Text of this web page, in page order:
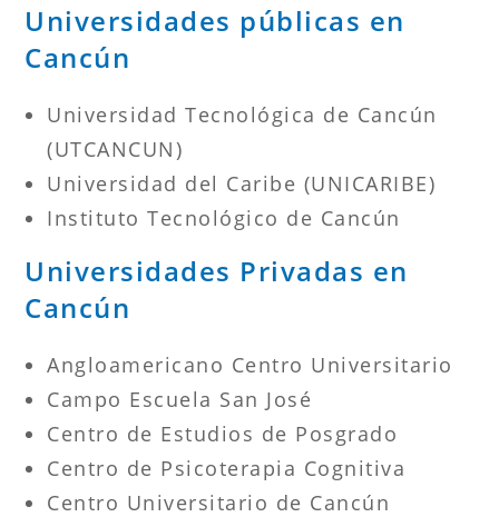
Universidades públicas en
Cancún
Universidad Tecnológica de Cancún
(UTCANCUN)
Universidad del Caribe (UNICARIBE)
Instituto Tecnológico de Cancún
Universidades Privadas en
Cancún
Angloamericano Centro Universitario
Campo Escuela San José
Centro de Estudios de Posgrado
Centro de Psicoterapia Cognitiva
Centro Universitario de Cancún